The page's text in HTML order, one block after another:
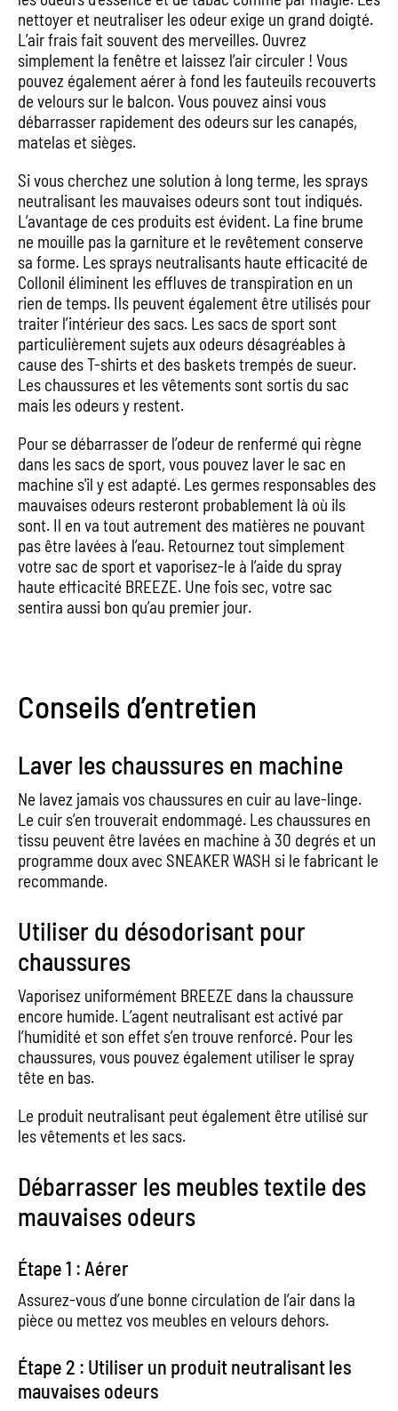
nettoyer et neutraliser les odeur exige un grand doigté.
L’air frais fait souvent des merveilles. Ouvrez
simplement la fenêtre et laissez l’air circuler ! Vous
pouvez également aérer à fond les fauteuils recouverts
de velours sur le balcon. Vous pouvez ainsi vous
débarrasser rapidement des odeurs sur les canapés,
matelas et sièges.
Si vous cherchez une solution à long terme, les sprays
neutralisant les mauvaises odeurs sont tout indiqués.
L’avantage de ces produits est évident. La fine brume
ne mouille pas la garniture et le revêtement conserve
sa forme. Les sprays neutralisants haute efficacité de
Collonil éliminent les effluves de transpiration en un
rien de temps. Ils peuvent également être utilisés pour
traiter l’intérieur des sacs. Les sacs de sport sont
particulièrement sujets aux odeurs désagréables à
cause des T-shirts et des baskets trempés de sueur.
Les chaussures et les vêtements sont sortis du sac
mais les odeurs y restent.
Pour se débarrasser de l’odeur de renfermé qui règne
dans les sacs de sport, vous pouvez laver le sac en
machine s'il y est adapté. Les germes responsables des
mauvaises odeurs resteront probablement là où ils
sont. Il en va tout autrement des matières ne pouvant
pas être lavées à l’eau. Retournez tout simplement
votre sac de sport et vaporisez-le à l’aide du spray
haute efficacité BREEZE. Une fois sec, votre sac
sentira aussi bon qu’au premier jour.
Conseils d’entretien
Laver les chaussures en machine
Ne lavez jamais vos chaussures en cuir au lave-linge.
Le cuir s’en trouverait endommagé. Les chaussures en
tissu peuvent être lavées en machine à 30 degrés et un
programme doux avec SNEAKER WASH si le fabricant le
recommande.
Utiliser du désodorisant pour
chaussures
Vaporisez uniformément BREEZE dans la chaussure
encore humide. L’agent neutralisant est activé par
l’humidité et son effet s’en trouve renforcé. Pour les
chaussures, vous pouvez également utiliser le spray
tête en bas.
Le produit neutralisant peut également être utilisé sur
les vêtements et les sacs.
Débarrasser les meubles textile des
mauvaises odeurs
Étape 1 : Aérer
Assurez-vous d’une bonne circulation de l’air dans la
pièce ou mettez vos meubles en velours dehors.
Étape 2 : Utiliser un produit neutralisant les
mauvaises odeurs